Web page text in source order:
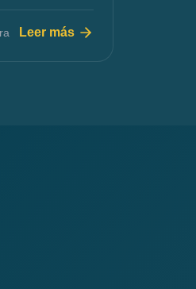
Leer más